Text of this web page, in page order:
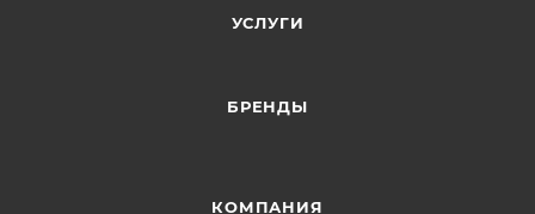
УСЛУГИ
БРЕНДЫ
КОМПАНИЯ